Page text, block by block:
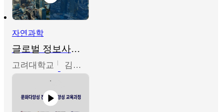
자연과학
글로벌 정보사회와 통계의 창의적 기능
고려대학교 김희영